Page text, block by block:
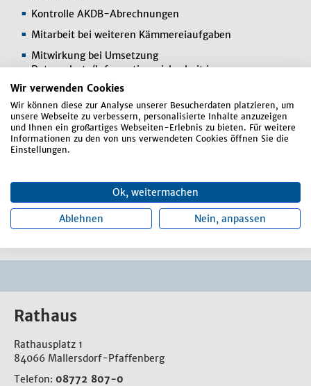
Wir verwenden Cookies
Wir können diese zur Analyse unserer Besucherdaten platzieren, um
unsere Webseite zu verbessern, personalisierte Inhalte anzuzeigen
und Ihnen ein großartiges Webseiten-Erlebnis zu bieten. Für weitere
Informationen zu den von uns verwendeten Cookies öffnen Sie die
Einstellungen.
Ok, weitermachen
Ablehnen Nein, anpassen
Kontrolle AKDB-Abrechnungen
Mitarbeit bei weiteren Kämmereiaufgaben
Mitwirkung bei Umsetzung
Datenschutz/Informationssicherheit in
Zusammenarbeit mit dem externen DSB/ISB
Photovoltaikanlagenbetrieb
Schülerbeförderung
Schulwesen (Abrechnungen, Zuschüsse und
Spendenbescheinigungen
Umsetzung des neuen § 2 b UStG
Versicherungen
Rathaus
Rathausplatz 1
84066 Mallersdorf-Pfaffenberg
Telefon: 08772 807-0